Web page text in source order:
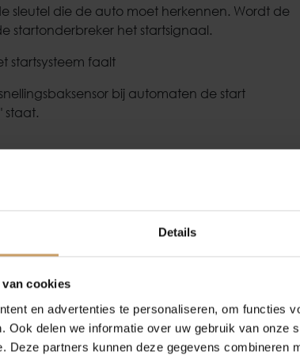
Details
van cookies
en advertenties te personaliseren, om functies
Ook delen we informatie over uw gebruik van onze
Deze partners kunnen deze gegevens combineren
sleutel die de auto moet herkennen. Wordt de
startonderbreker het startsignaal.
startsysteem faalt
bij automaten de start
staat.
er een paar dingen die je
aan? Dan heeft de accu nog wat spanning.
Dan is de accu vermoedelijk leeg of zwak.
Autolease
Financiering
Over
Blogs